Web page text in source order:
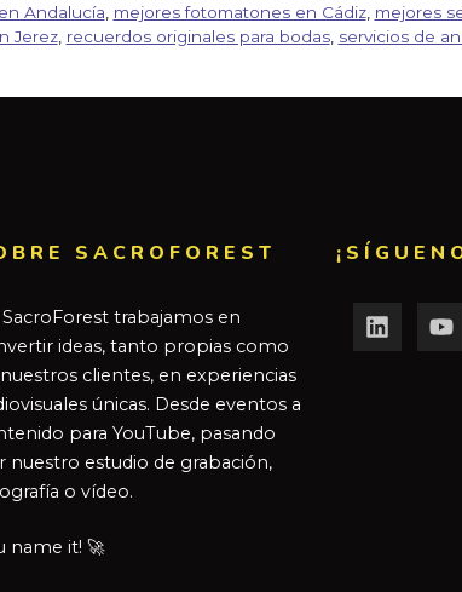
Andalucía mejores fotomatones en Cádiz, mejores
Jerez, recuerdos originales para bodas, servicios de
SACROFOREST
SacroForest trabajamos en
ideas, tanto propias como
clientes, en experiencias
únicas. Desde eventos a
para YouTube, pasando
nuestro estudio de grabación,
o vídeo.
name it! 🚀